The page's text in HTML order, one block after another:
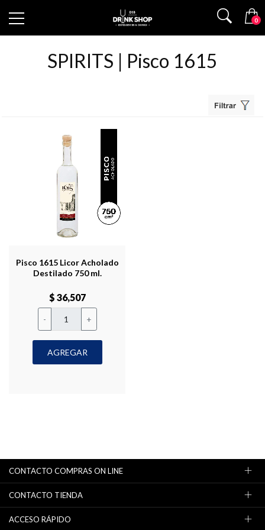
0
SPIRITS | Pisco 1615
Pisco 1615 Licor Acholado
Destilado 750 ml.
$ 36,507
- +
AGREGAR
CONTACTO COMPRAS ON LINE
CONTACTO TIENDA
ACCESO RÁPIDO